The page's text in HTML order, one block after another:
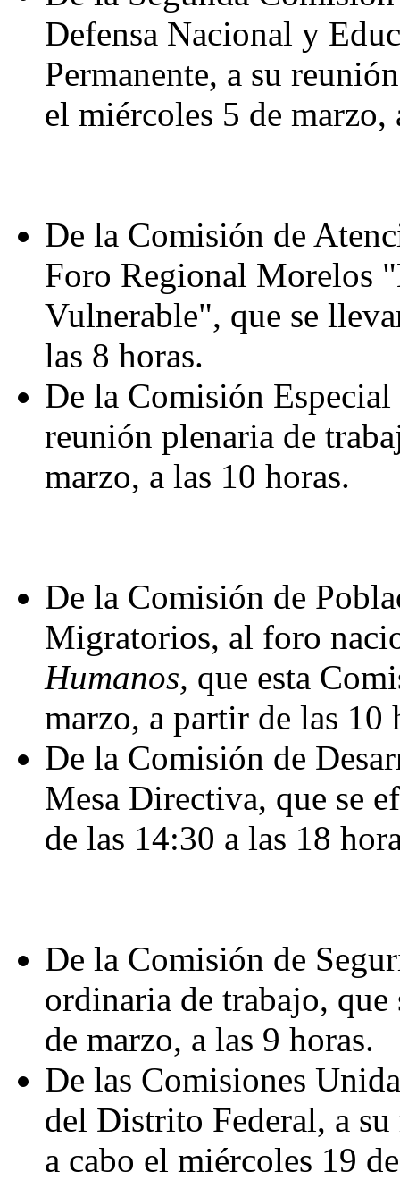
Defensa Nacional y
Permanente, a su
el miércoles 5 de marzo,
De la Comisión de
Foro Regional Morelos
Vulnerable", que se
las 8 horas.
De la Comisión
reunión plenaria de
marzo, a las 10 horas.
De la Comisión de
Migratorios, al foro
Humanos, que esta
marzo, a partir de las 10
De la Comisión de
Mesa Directiva, que se
de las 14:30 a las 18
De la Comisión de
ordinaria de trabajo,
de marzo, a las 9 horas.
De las Comisiones
del Distrito Federal, a
a cabo el miércoles 19